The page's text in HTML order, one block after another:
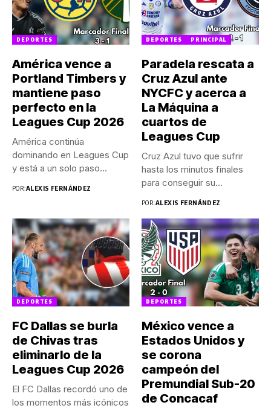
DEPORTES
América vence a
Portland Timbers y
mantiene paso
perfecto en la
Leagues Cup 2026
América continúa
dominando en Leagues Cup
y está a un solo paso...
POR:ALEXIS FERNÁNDEZ
DEPORTES PRINCIPAL
Paradela rescata a
Cruz Azul ante
NYCFC y acerca a
La Máquina a
cuartos de
Leagues Cup
Cruz Azul tuvo que sufrir
hasta los minutos finales
para conseguir su...
POR:ALEXIS FERNÁNDEZ
DEPORTES
FC Dallas se burla
de Chivas tras
eliminarlo de la
Leagues Cup 2026
El FC Dallas recordó uno de
los momentos más icónicos
DEPORTES
México vence a
Estados Unidos y
se corona
campeón del
Premundial Sub-20
de Concacaf